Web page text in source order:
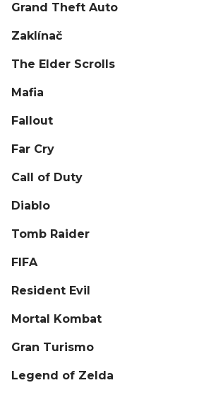
Grand Theft Auto
Zaklínač
The Elder Scrolls
Mafia
Fallout
Far Cry
Call of Duty
Diablo
Tomb Raider
FIFA
Resident Evil
Mortal Kombat
Gran Turismo
Legend of Zelda